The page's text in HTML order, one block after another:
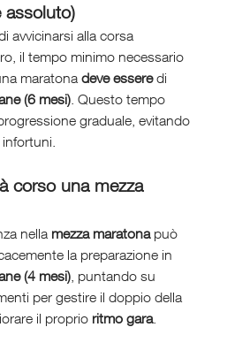
assoluto)
avvicinarsi alla corsa
il tempo minimo necessario
maratona deve essere di
(6 mesi). Questo tempo
graduale, evitando
corso una mezza
nella mezza maratona può
la preparazione in
(4 mesi), puntando su
per gestire il doppio della
il proprio ritmo gara.